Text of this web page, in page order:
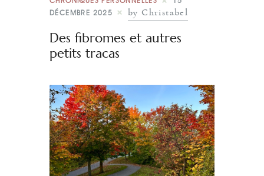
DÉCEMBRE 2025
by Christabel
Des fibromes et autres
petits tracas